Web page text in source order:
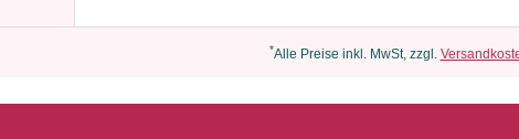
*Alle Preise inkl. MwSt, zzgl.